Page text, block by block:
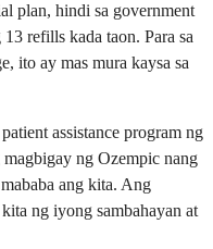
plan, hindi sa government
refills kada taon. Para sa
ito ay mas mura kaysa sa
assistance program ng
ng Ozempic nang
ang kita. Ang
ng iyong sambahayan at